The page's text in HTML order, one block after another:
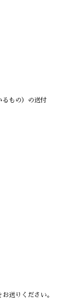
るもの）の送付
送りください。